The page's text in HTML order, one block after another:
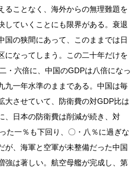
ることなく、海外からの無理難題を
していくことにも限界がある。衰退
国の狭間にあって、このままでは日
になってしまう。この二十年だけを
・六倍に、中国のGDPは八倍になっ
九一年水準のままである。中国は毎
大させていて、防衛費の対GDP比は
、日本の防衛費は削減が続き、対
た一％も下回り、〇・八％に過ぎな
が、海軍と空軍が未整備だった中国
強は著しい。航空母艦が完成し、第